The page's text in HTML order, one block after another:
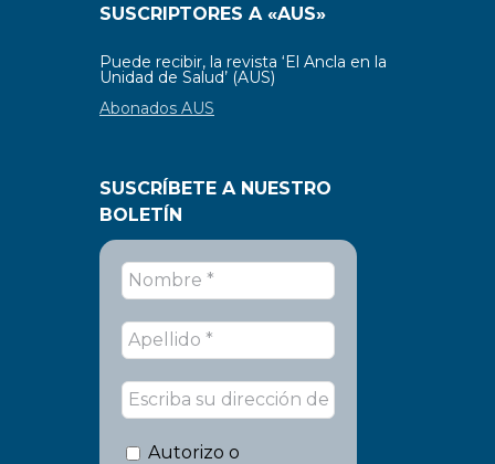
SUSCRIPTORES A «AUS»
Puede recibir, la revista ‘El Ancla en la
Unidad de Salud’ (AUS)
Abonados AUS
SUSCRÍBETE A NUESTRO
BOLETÍN
Autorizo o